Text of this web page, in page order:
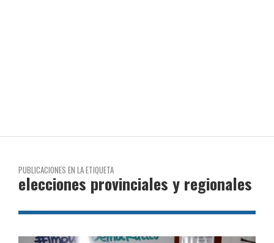
PUBLICACIONES EN LA ETIQUETA
elecciones provinciales y regionales